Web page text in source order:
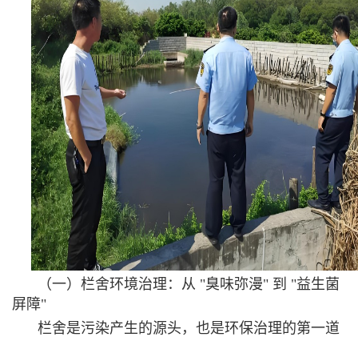
（一）栏舍环境治理：从 "臭味弥漫" 到 "益生菌
屏障"
栏舍是污染产生的源头，也是环保治理的第一道